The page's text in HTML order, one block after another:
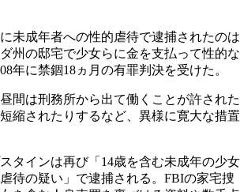
未成年者への性的虐待で逮捕されたのは
州の邸宅で少女らに金を支払って性的な
年に禁錮18ヵ月の有罪判決を受けた。
間は刑務所から出て働くことが許された
縮されたりするなど、異様に寛大な措置
タインは再び「14歳を含む未成年の少女
待の疑い」で逮捕される。FBIの家宅捜